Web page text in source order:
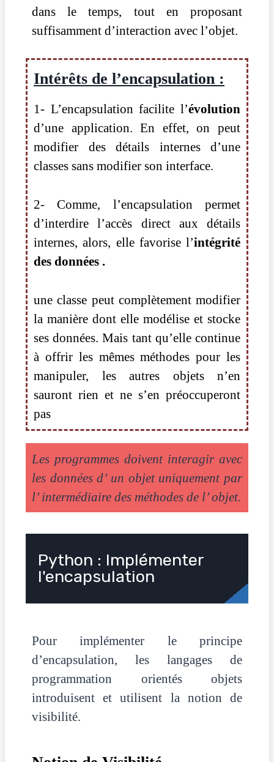
dans le temps, tout en proposant
suffisamment d’interaction avec l’objet.
Intérêts de l’encapsulation :
1- L’encapsulation facilite l’évolution
d’une application. En effet,on peut
modifier des détails internes d’une
classes sans modifier son interface.
2- Comme, l’encapsulation permet
d’interdire l’accès direct aux détails
internes, alors, elle favorise l’intégrité
des données .
une classe peut complètement modifier
la manière dont elle modélise et stocke
ses données. Mais tant qu’elle continue
à offrir les mêmes méthodes pour les
manipuler, les autres objets n’en
sauront rien et ne s’en préoccuperont
pas
Les programmes doivent interagir avec
les données d’ un objet uniquement par
l’ intermédiaire des méthodes de l’ objet.
Python : Implémenter
l'encapsulation
Pour implémenter le principe
d’encapsulation, les langages de
programmation orientés objets
introduisent et utilisent la notion de
visibilité.